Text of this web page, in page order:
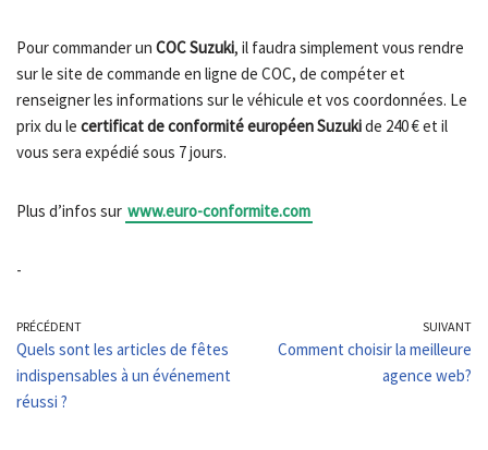
Pour commander un COC Suzuki, il faudra simplement vous rendre
sur le site de commande en ligne de COC, de compéter et
renseigner les informations sur le véhicule et vos coordonnées. Le
prix du le certificat de conformité européen Suzukide 240 € et il
vous sera expédié sous 7 jours.
Plus d’infos sur www.euro-conformite.com
-
PRÉCÉDENT
Quels sont les articles de fêtes
indispensables à un événement
réussi ?
SUIVANT
Comment choisir la meilleure
agence web?